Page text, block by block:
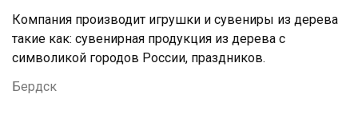
Компания производит игрушки и сувениры из дерева
такие как: сувенирная продукция из дерева с
символикой городов России, праздников.
Бердск